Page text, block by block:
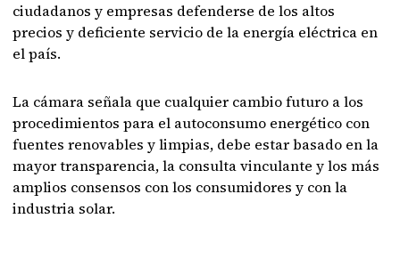
ciudadanos y empresas defenderse de los altos
precios y deficiente servicio de la energía eléctrica en
el país.
La cámara señala que cualquier cambio futuro a los
procedimientos para el autoconsumo energético con
fuentes renovables y limpias, debe estar basado en la
mayor transparencia, la consulta vinculante y los más
amplios consensos con los consumidores y con la
industria solar.